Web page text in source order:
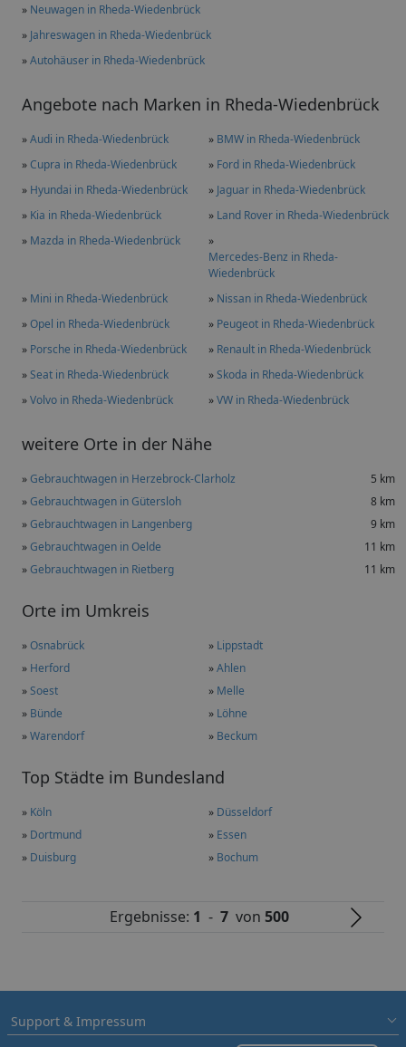
» Neuwagen in Rheda-Wiedenbrück
» Jahreswagen in Rheda-Wiedenbrück
»Autohäuser in Rheda-Wiedenbrück
Angebote nach Marken in Rheda-Wiedenbrück
»Audi in Rheda-Wiedenbrück » BMW in Rheda-Wiedenbrück
»Cupra in Rheda-Wiedenbrück » Ford in Rheda-Wiedenbrück
» Hyundai in Rheda-Wiedenbrück » Jaguar in Rheda-Wiedenbrück
» Kia in Rheda-Wiedenbrück » Land Rover in Rheda-Wiedenbrück
» Mazda in Rheda-Wiedenbrück
»
Mercedes-Benz in Rheda-
Wiedenbrück
» Mini in Rheda-Wiedenbrück » Nissan in Rheda-Wiedenbrück
»Opel in Rheda-Wiedenbrück » Peugeot in Rheda-Wiedenbrück
» Porsche in Rheda-Wiedenbrück » Renault in Rheda-Wiedenbrück
»Seat in Rheda-Wiedenbrück »Skoda in Rheda-Wiedenbrück
»Volvo in Rheda-Wiedenbrück »VW in Rheda-Wiedenbrück
weitere Orte in der Nähe
»Gebrauchtwagen in Herzebrock-Clarholz
5 km
»Gebrauchtwagen in Gütersloh
8 km
»Gebrauchtwagen in Langenberg
9 km
»Gebrauchtwagen in Oelde
11 km
»Gebrauchtwagen in Rietberg 11 km
Orte im Umkreis
»Osnabrück » Lippstadt
» Herford »Ahlen
»Soest » Melle
» Bünde » Löhne
»Warendorf » Beckum
Top Städte im Bundesland
» Köln » Düsseldorf
» Dortmund » Essen
» Duisburg » Bochum
Ergebnisse: 1 - 7von 500
Support & Impressum